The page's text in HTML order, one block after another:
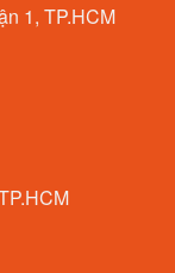
1, TP.HCM